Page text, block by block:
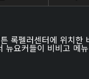
록펠러센터에 위치한
뉴요커들이 비비고 메